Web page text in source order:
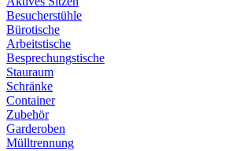
Besucherstühle
Bürotische
Arbeitstische
Besprechungstische
Stauraum
Schränke
Container
Zubehör
Garderoben
Mülltrennung